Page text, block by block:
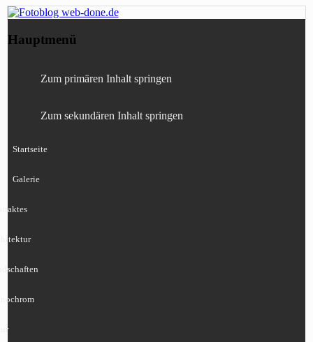
Fotoblog web-done.de
Canon, Nikon, Sony
Hauptmenü
Zum primären Inhalt springen
Zum sekundären Inhalt springen
Startseite
Galerie